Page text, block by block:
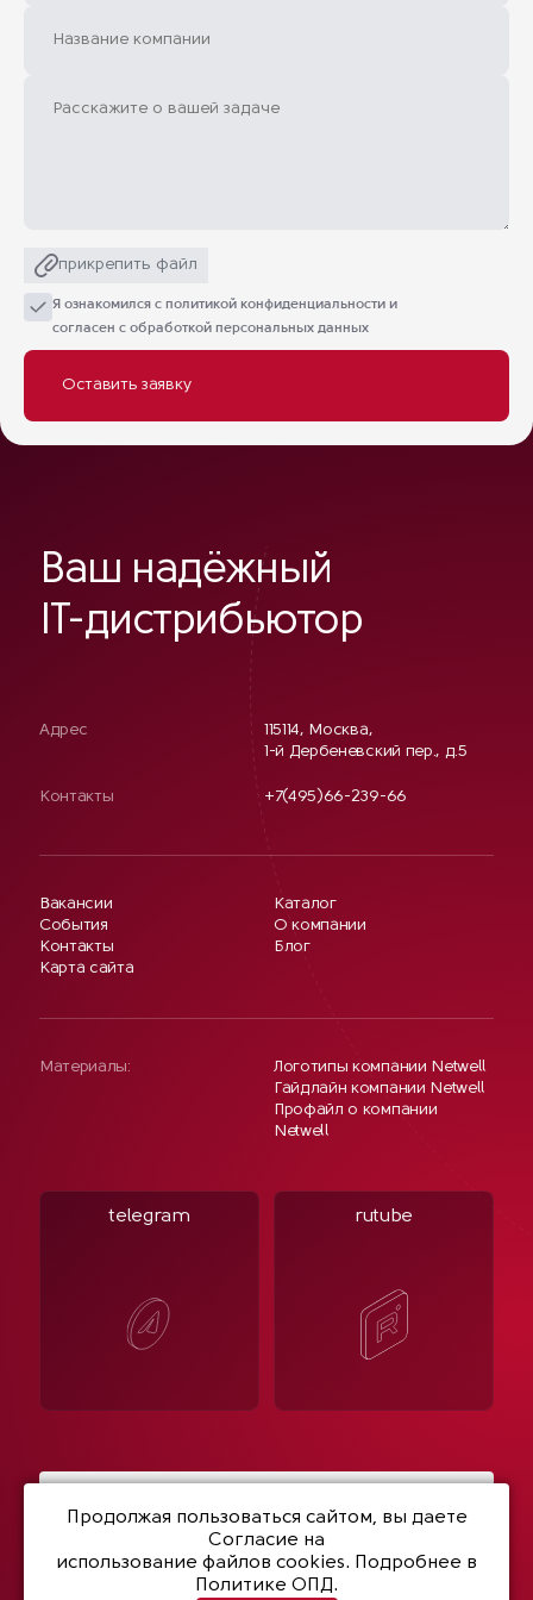
прикрепить файл
Я ознакомился с политикой конфиденциальности и
согласен с обработкой персональных данных
Ваш надёжный
IT-дистрибьютор
Адрес
115114, Москва,
1-й Дербеневский пер., д.5
Контакты +7(495)66-239-66
Вакансии
События
Контакты
Карта сайта
Каталог
О компании
Блог
Материалы:
Логотипы компании Netwell
Гайдлайн компании Netwell
Профайл о компании
Netwell
telegram rutube
Продолжая пользоваться сайтом, вы даете
Согласие на
использование файлов cookies. Подробнее в
Политике ОПД.